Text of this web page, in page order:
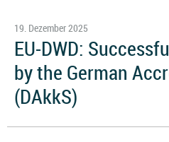
19. Dezember 2025
EU-DWD:
by the German
(DAkkS)